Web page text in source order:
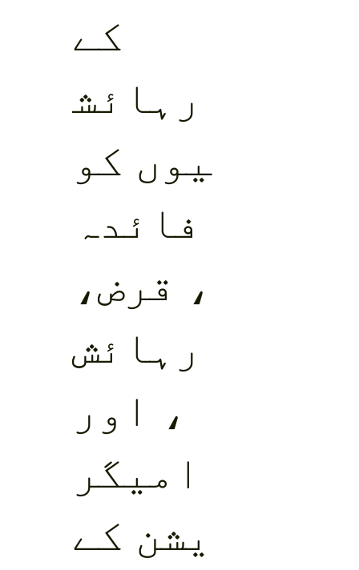
کے
رہائش
یوں کو
فائدہ
، قرض،
رہائش
، اور
امیگر
یشن کے